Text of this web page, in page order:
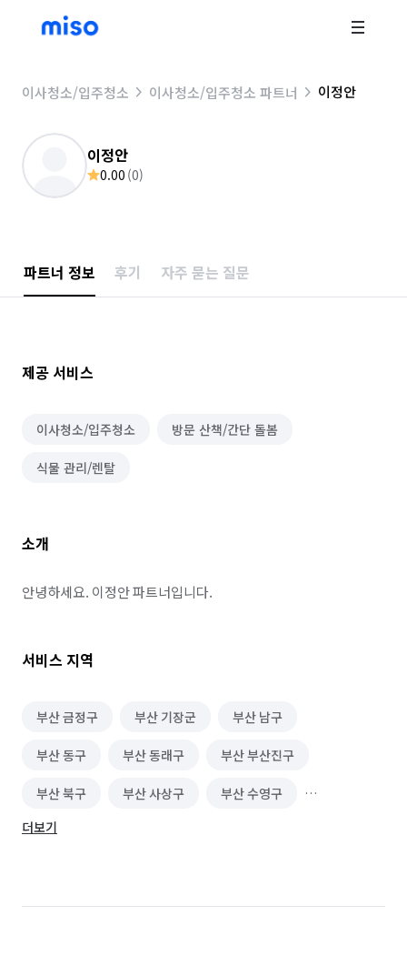
이사청소/입주청소 이사청소/입주청소 파트너 이정안
이정안
0.00 (0)
파트너 정보 후기 자주 묻는 질문
제공 서비스
이사청소/입주청소 방문 산책/간단 돌봄
식물 관리/렌탈
소개
안녕하세요. 이정안 파트너입니다.
서비스 지역
부산 금정구 부산 기장군 부산 남구
부산 동구 부산 동래구 부산 부산진구
부산 북구 부산 사상구 부산 수영구
부산 연제구
더보기